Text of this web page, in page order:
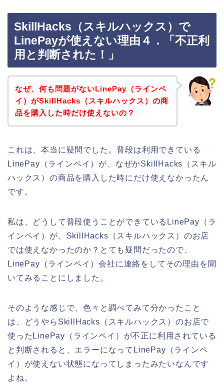
SkillHacks（スキルハックス）で
LinePayが使えない理由４．「不正利
用と判断された！」
なぜ、何も問題がないLinePay（ラインペ
イ）がSkillHacks（スキルハックス）の商
品を購入した時だけ使えないの？
これは、本当に疑問でした。普段は利用できている
LinePay（ラインペイ）が、なぜかSkillHacks（スキル
ハックス）の商品を購入した時にだけ使えなかったん
です。
私は、どうして普段使うことができているLinePay（ラ
インペイ）が、SkillHacks（スキルハックス）のお店
では使えなかったのか？とても疑問だったので、
LinePay（ラインペイ）会社に連絡をしてその理由を聞
いてみることにしました。
そのような感じで、色々と調べてみて分かったこと
は、どうやらSkillHacks（スキルハックス）のお店で
使ったLinePay（ラインペイ）が不正に利用されている
と判断されると、エラーになってLinePay（ラインペ
イ）が使えない状態になってしまったみたいなんです
よね。